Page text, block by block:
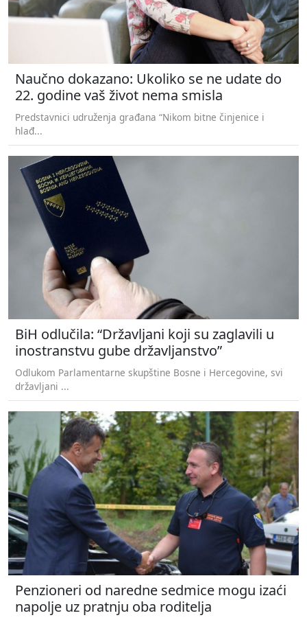
Naučno dokazano: Ukoliko se ne udate do
22. godine vaš život nema smisla
Predstavnici udruženja građana “Nikom bitne činjenice i
hlađ...
BiH odlučila: “Državljani koji su zaglavili u
inostranstvu gube državljanstvo”
Odlukom Parlamentarne skupštine Bosne i Hercegovine, svi
državljani ...
Penzioneri od naredne sedmice mogu izaći
napolje uz pratnju oba roditelja